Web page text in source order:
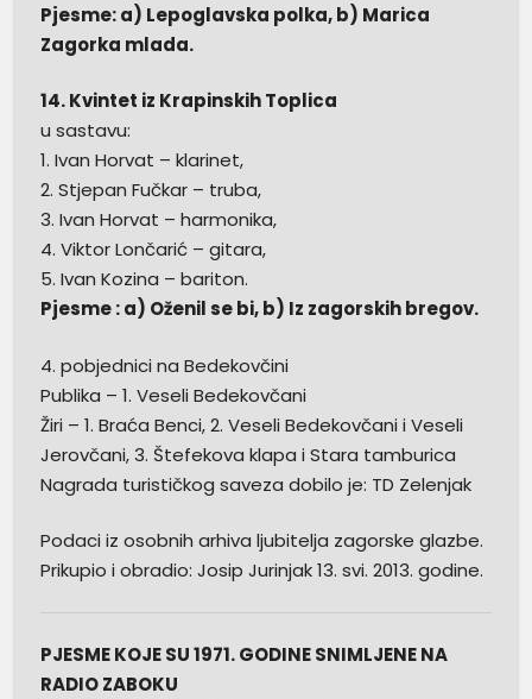
Pjesme: a) Lepoglavska polka, b) Marica
Zagorka mlada.
14. Kvintet iz Krapinskih Toplica
u sastavu:
1. Ivan Horvat – klarinet,
2. Stjepan Fučkar – truba,
3. Ivan Horvat – harmonika,
4. Viktor Lončarić – gitara,
5. Ivan Kozina – bariton.
Pjesme : a) Oženil se bi, b) Iz zagorskih bregov.
4. pobjednici na Bedekovčini
Publika – 1. Veseli Bedekovčani
Žiri – 1. Braća Benci, 2. Veseli Bedekovčani i Veseli
Jerovčani, 3. Štefekova klapa i Stara tamburica
Nagrada turističkog saveza dobilo je: TD Zelenjak
Podaci iz osobnih arhiva ljubitelja zagorske glazbe.
Prikupio i obradio: Josip Jurinjak 13. svi. 2013. godine.
PJESME KOJE SU 1971. GODINE SNIMLJENE NA
RADIO ZABOKU